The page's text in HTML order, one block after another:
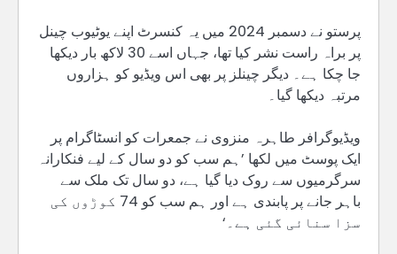
پرستو نے دسمبر 2024 میں یہ کنسرٹ اپنے یوٹیوب چینل
پر براہ راست نشر کیا تھا، جہاں اسے 30 لاکھ بار دیکھا
جا چکا ہے۔ دیگر چینلز پر بھی اس ویڈیو کو ہزاروں
مرتبہ دیکھا گیا۔
ویڈیوگرافر طاہرہ منزوی نے جمعرات کو انسٹاگرام پر
ایک پوسٹ میں لکھا ’ہم سب کو دو سال کے لیے فنکارانہ
سرگرمیوں سے روک دیا گیا ہے، دو سال تک ملک سے
باہر جانے پر پابندی ہے اور ہم سب کو 74 کوڑوں کی
سزا سنائی گئی ہے۔‘